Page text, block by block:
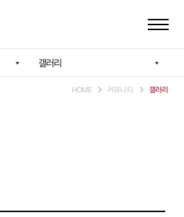
갤러리
HOME 커뮤니티 갤러리